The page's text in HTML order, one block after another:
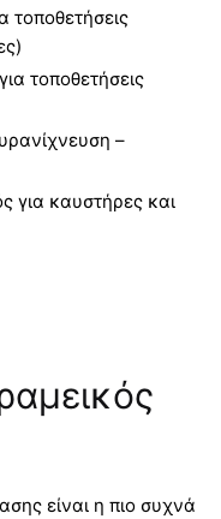
τοποθετήσεις
–
για καυστήρες και
είναι η πιο συχνά